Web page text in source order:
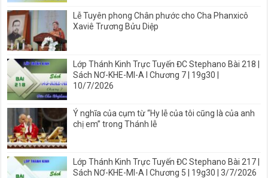
Lễ Tuyên phong Chân phước cho Cha Phanxicô
Xaviê Trương Bửu Diệp
Lớp Thánh Kinh Trực Tuyến ĐC Stephano Bài 218 |
Sách NƠ-KHE-MI-A I Chương 7 | 19g30 |
10/7/2026
Ý nghĩa của cụm từ “Hy lễ của tôi cũng là của anh
chị em” trong Thánh lễ
Lớp Thánh Kinh Trực Tuyến ĐC Stephano Bài 217 |
Sách NƠ-KHE-MI-A I Chương 5 | 19g30 | 3/7/2026